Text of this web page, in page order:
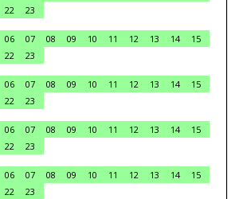
22
23
06 07 08 09 10 11 12 13 14
15
22
23
06 07 08 09 10 11 12 13 14
15
22
23
06 07 08 09 10 11 12 13 14
15
22
23
06 07 08 09 10 11 12 13 14
15
22
23